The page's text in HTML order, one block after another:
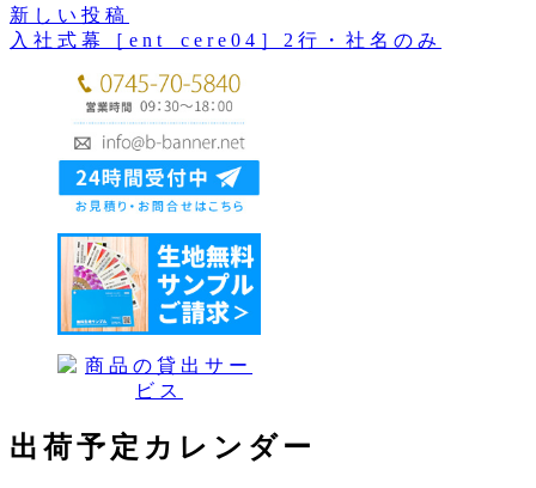
新しい投稿
入社式幕［ent_cere04］2行・社名のみ
出荷予定カレンダー